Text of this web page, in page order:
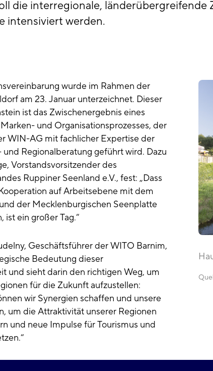
die interregionale,
intensiviert werden.
wurde im Rahmen der
am 23. Januar unterzeichnet. Dieser
ist das Zwischenergebnis eines
und Organisationsprozesses, der
WIN-AG mit fachlicher Expertise der
und Regionalberatung geführt wird. Dazu
Vorstandsvorsitzender des
Ruppiner Seenland e.V., fest: „Dass
auf Arbeitsebene mit dem
der Mecklenburgischen Seenplatte
ist ein großer Tag.“
Geschäftsführer der WITO Barnim,
Bedeutung dieser
und sieht darin den richtigen Weg, um
für die Zukunft aufzustellen:
wir Synergien schaffen und unsere
um die Attraktivität unserer Regionen
und neue Impulse für Tourismus und